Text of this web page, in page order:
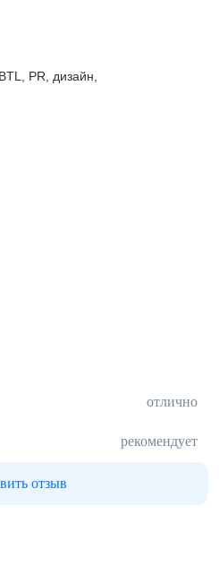
PR, дизайн,
отлично
рекомендует
отзыв